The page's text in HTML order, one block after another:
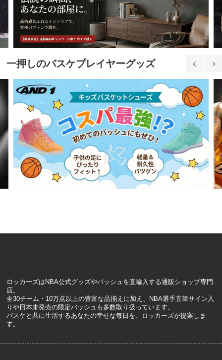
一押しのバスケプレイヤーグッズ
ロッカーズはNBA公式グッズやバッシュを直輸入する通販ショップ専門
店。
全30チーム・10万点以上の豊富な品揃えに加え、NBA選手直筆サイン入
りや日本未発売の限定バッシュも多数取り扱っています。
バスケと共に生活するあなたの幸せな毎日を、ロッカーズが提案しま
す。